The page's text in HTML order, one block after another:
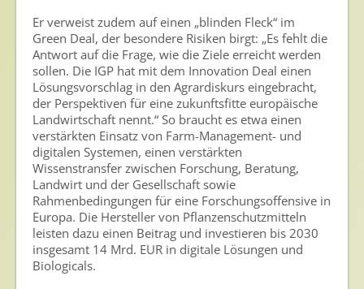
Videos
Publikationen
Newsletter
Archiv
Er verweist zudem auf einen „blinden Fleck“ im
Green Deal, der besondere Risiken birgt: „Es fehlt die
Antwort auf die Frage, wie die Ziele erreicht werden
sollen. Die IGP hat mit dem Innovation Deal einen
Lösungsvorschlag in den Agrardiskurs eingebracht,
der Perspektiven für eine zukunftsfitte europäische
Landwirtschaft nennt.“ So braucht es etwa einen
verstärkten Einsatz von Farm-Management- und
digitalen Systemen, einen verstärkten
Wissenstransfer zwischen Forschung, Beratung,
Landwirt und der Gesellschaft sowie
Rahmenbedingungen für eine Forschungsoffensive in
Europa. Die Hersteller von Pflanzenschutzmitteln
leisten dazu einen Beitrag und investieren bis 2030
insgesamt 14 Mrd. EUR in digitale Lösungen und
Biologicals.